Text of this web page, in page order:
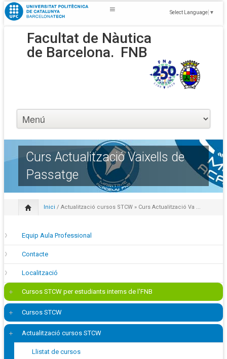
Select Language ▼
Facultat de Nàutica
de Barcelona. FNB
Curs Actualització Vaixells de
Passatge
Inici / Actualització cursos STCW » Curs Actualització Va ...
Equip Aula Professional
Contacte
Localització
Cursos STCW per estudiants interns de l'FNB
Cursos STCW
Actualització cursos STCW
Llistat de cursos